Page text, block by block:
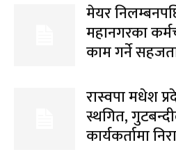
मेयर
महानगरका
काम गर्ने
रास्वपा मधेश
स्थगित,
कार्यकर्तामा